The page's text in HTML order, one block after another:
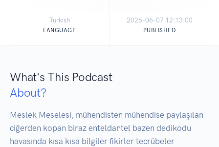
Turkish
LANGUAGE
2026-06-07 12:13:00
PUBLISHED
What's This Podcast
About?
Meslek Meselesi, mühendisten mühendise paylaşılan
ciğerden kopan biraz enteldantel bazen dedikodu
havasında kısa kısa bilgiler fikirler tecrübeler